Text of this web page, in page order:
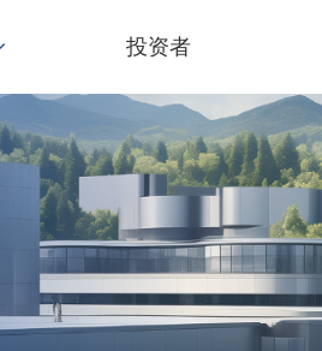
投资者